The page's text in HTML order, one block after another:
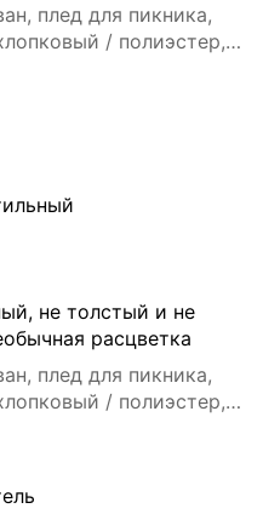
плед для пикника,
/ полиэстер,
дивана в стиле INS с
не толстый и не
расцветка
плед для пикника,
/ полиэстер,
дивана в стиле INS с